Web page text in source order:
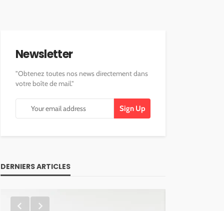
Newsletter
"Obtenez toutes nos news directement dans
votre boîte de mail."
DERNIERS ARTICLES